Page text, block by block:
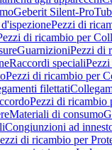
Geberit Silent-Pro
Pezzi di
di ricambio per
GuarnizioniPezzi di
Raccordi speciali
Pezzi di ricambio per
filettati
Pezzi di ricambio
Materiali di consumo
Congiunzioni ad
di ricambio per